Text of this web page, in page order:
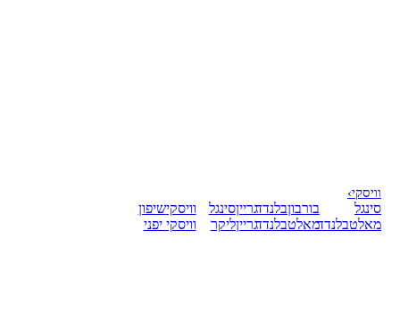
וויסקי›
סינגל
מאלטבלנדד
בורבוןבלנדד
מאלטבלנדד
גרייןסינגל
גרייןליקר
וויסקישיפון
וויסקי יפני